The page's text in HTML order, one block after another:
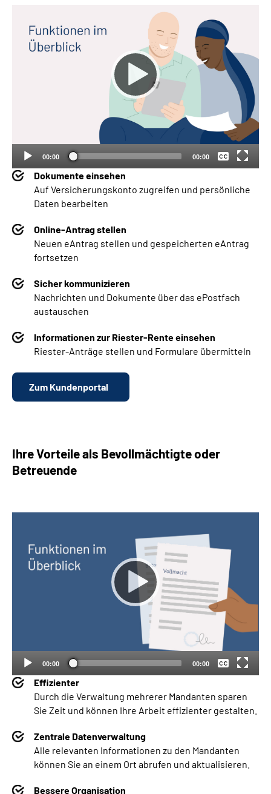
Dokumente einsehen
Auf Versicherungskonto zugreifen und persönliche
Daten bearbeiten
Online-Antrag stellen
Neuen eAntrag stellen und gespeicherten eAntrag
fortsetzen
Sicher kommunizieren
Nachrichten und Dokumente über das ePostfach
austauschen
Informationen zur Riester-Rente einsehen
Riester-Anträge stellen und Formulare übermitteln
Zum Kundenportal
00:00 00:00
Keine
Deutsch
Ihre Vorteile als Bevollmächtigte oder
Betreuende
Effizienter
Durch die Verwaltung mehrerer Mandanten sparen
Sie Zeit und können Ihre Arbeit effizienter gestalten.
Zentrale Datenverwaltung
Alle relevanten Informationen zu den Mandanten
können Sie an einem Ort abrufen und aktualisieren.
Bessere Organisation
00:00 00:00
Keine
Deutsch